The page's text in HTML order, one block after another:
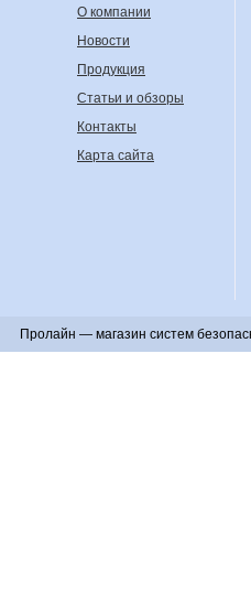
О компании
Новости
Продукция
Статьи и обзоры
Контакты
Карта сайта
Пролайн — магазин систем